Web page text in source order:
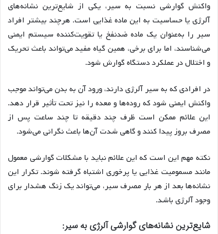
واکنش گوارشی نسبت به سیر، یکی از شایع‌ترین نشانه‌های
آلرژی یا حساسیت به این ماده غذایی است. هرچند بیشتر افراد
سیر را به‌عنوان یک ماده ضدنفخ یا تقویت‌کننده سیستم ایمنی
می‌شناسند، اما برای برخی، همین گیاه مفید می‌تواند باعث تحریک
و اختلال در عملکرد دستگاه گوارش شود.
در افرادی که به سیر آلرژی دارند، ورود آن به بدن می‌تواند موجب
واکنش ایمنی شود که روده‌ها و معده را نیز تحت تأثیر قرار دهد.
این علائم ممکن است ظرف چند دقیقه تا چند ساعت پس از
مصرف بروز پیدا کنند و گاهی شدت آن‌ها باعث نگرانی می‌شود.
نکته مهم این است که این علائم نباید با مشکلات گوارشی معمول
مانند مسمومیت غذایی یا پرخوری اشتباه گرفته شوند. تکرار این
نشانه‌ها بعد از هر بار مصرف سیر، می‌تواند یک زنگ هشدار برای
وجود آلرژی باشد.
شایع‌ترین نشانه‌های گوارشی آلرژی به سیر: